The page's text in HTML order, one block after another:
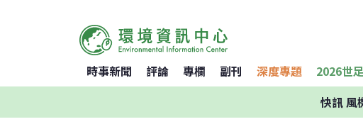
時事新聞 評論 專欄 副刊 深度專題 2026世
快訊風